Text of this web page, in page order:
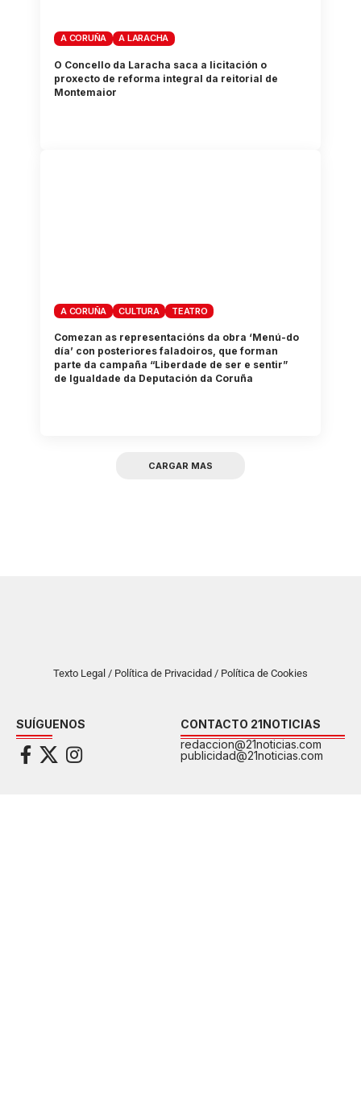
A CORUÑA A LARACHA
O Concello da Laracha saca a licitación o
proxecto de reforma integral da reitorial de
Montemaior
A CORUÑA CULTURA TEATRO
Comezan as representacións da obra ‘Menú-do
día’ con posteriores faladoiros, que forman
parte da campaña “Liberdade de ser e sentir”
de Igualdade da Deputación da Coruña
CARGAR MAS
Texto Legal / Política de Privacidad / Política de Cookies
SUÍGUENOS
CONTACTO 21NOTICIAS
redaccion@21noticias.com
publicidad@21noticias.com